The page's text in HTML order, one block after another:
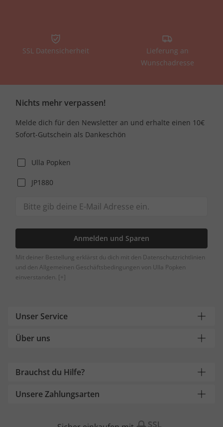
SSL Datensicherheit
Lieferung an
Wunschadresse
Nichts mehr verpassen!
Melde dich für den Newsletter an und erhalte einen 10€
Sofort-Gutschein als Dankeschön
Ulla Popken
JP1880
Anmelden und Sparen
Mit deiner Bestellung erklärst du dich mit den Datenschutzrichtlinien
und den Allgemeinen Geschäftsbedingungen von Ulla Popken
einverstanden. [+]
Unser Service
Über uns
Brauchst du Hilfe?
Unsere Zahlungsarten